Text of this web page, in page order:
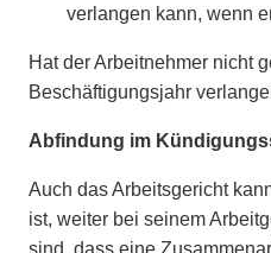
verlangen kann, wenn
Hat der Arbeitnehmer nicht
Beschäftigungsjahr
Abfindung im
Auch das Arbeitsgericht
ist, weiter bei seinem
sind, dass eine